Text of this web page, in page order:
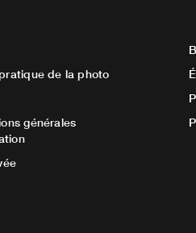
de la photo
générales